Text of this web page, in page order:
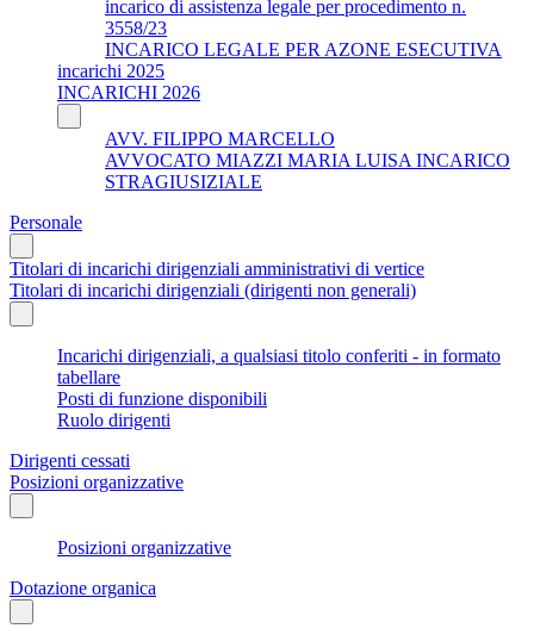
incarico di assistenza legale per procedimento n.
3558/23
INCARICO LEGALE PER AZONE ESECUTIVA
incarichi 2025
INCARICHI 2026
AVV. FILIPPO MARCELLO
AVVOCATO MIAZZI MARIA LUISA INCARICO
STRAGIUSIZIALE
Personale
Titolari di incarichi dirigenziali amministrativi di vertice
Titolari di incarichi dirigenziali (dirigenti non generali)
Incarichi dirigenziali, a qualsiasi titolo conferiti - in formato
tabellare
Posti di funzione disponibili
Ruolo dirigenti
Dirigenti cessati
Posizioni organizzative
Posizioni organizzative
Dotazione organica